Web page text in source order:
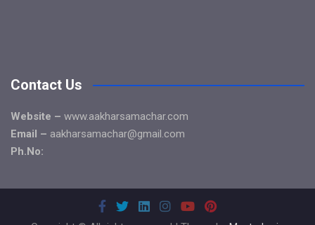
Contact Us
Website – www.aakharsamachar.com
Email – aakharsamachar@gmail.com
Ph.No: